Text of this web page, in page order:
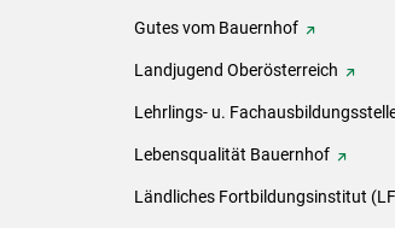
Gutes vom Bauernhof
Landjugend Oberösterreich
Lehrlings- u.
Lebensqualität Bauernhof
Ländliches Fortbildungsinstitut